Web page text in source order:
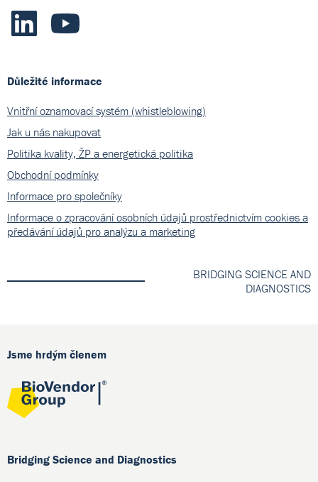
Důležité informace
Vnitřní oznamovací systém (whistleblowing)
Jak u nás nakupovat
Politika kvality, ŽP a energetická politika
Obchodní podmínky
Informace pro společníky
Informace o zpracování osobních údajů prostřednictvím cookies a
předávání údajů pro analýzu a marketing
BRIDGING SCIENCE AND
DIAGNOSTICS
Jsme hrdým členem
Bridging Science and Diagnostics